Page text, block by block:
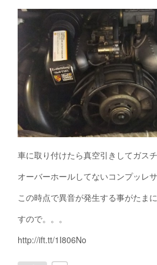
車に取り付けたら真空引きしてガスチ
オーバーホールしてないコンプッレ
この時点で異音が発生する事がたま
すので。。。
http://ift.tt/1I806No